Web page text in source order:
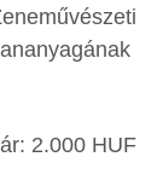
2.000 HUF